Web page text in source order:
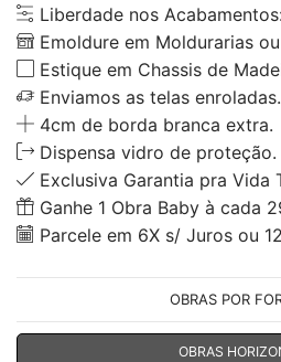
Liberdade nos
Emoldure em Moldurarias ou
Estique em Chassis de
Enviamos as telas enroladas.
4cm de borda branca extra.
Dispensa vidro de proteção.
Exclusiva Garantia pra Vida
Ganhe 1 Obra Baby à cada
Parcele em 6X s/ Juros ou
OBRAS POR
OBRAS